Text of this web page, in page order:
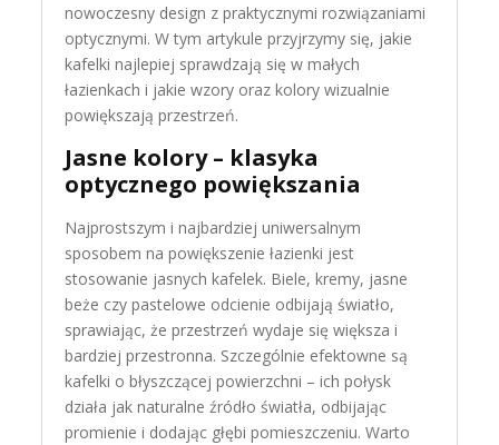
nowoczesny design z praktycznymi rozwiązaniami
optycznymi. W tym artykule przyjrzymy się, jakie
kafelki najlepiej sprawdzają się w małych
łazienkach i jakie wzory oraz kolory wizualnie
powiększają przestrzeń.
Jasne kolory – klasyka
optycznego powiększania
Najprostszym i najbardziej uniwersalnym
sposobem na powiększenie łazienki jest
stosowanie jasnych kafelek. Biele, kremy, jasne
beże czy pastelowe odcienie odbijają światło,
sprawiając, że przestrzeń wydaje się większa i
bardziej przestronna. Szczególnie efektowne są
kafelki o błyszczącej powierzchni – ich połysk
działa jak naturalne źródło światła, odbijając
promienie i dodając głębi pomieszczeniu. Warto